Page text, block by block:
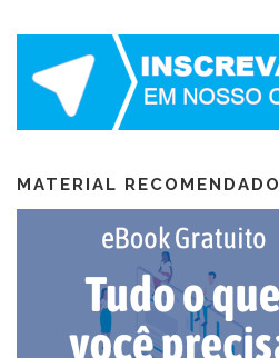
MATERIAL RECOMENDADO